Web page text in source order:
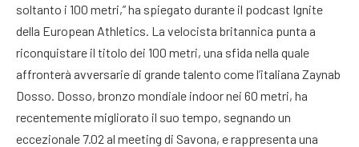
soltanto i 100 metri,” ha spiegato durante il podcast Ignite
della European Athletics. La velocista britannica punta a
riconquistare il titolo dei 100 metri, una sfida nella quale
affronterà avversarie di grande talento come l’italiana Zaynab
Dosso. Dosso, bronzo mondiale indoor nei 60 metri, ha
recentemente migliorato il suo tempo, segnando un
eccezionale 7.02 al meeting di Savona, e rappresenta una